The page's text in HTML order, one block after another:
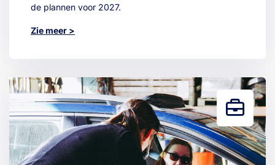
de plannen voor 2027.
Zie meer >